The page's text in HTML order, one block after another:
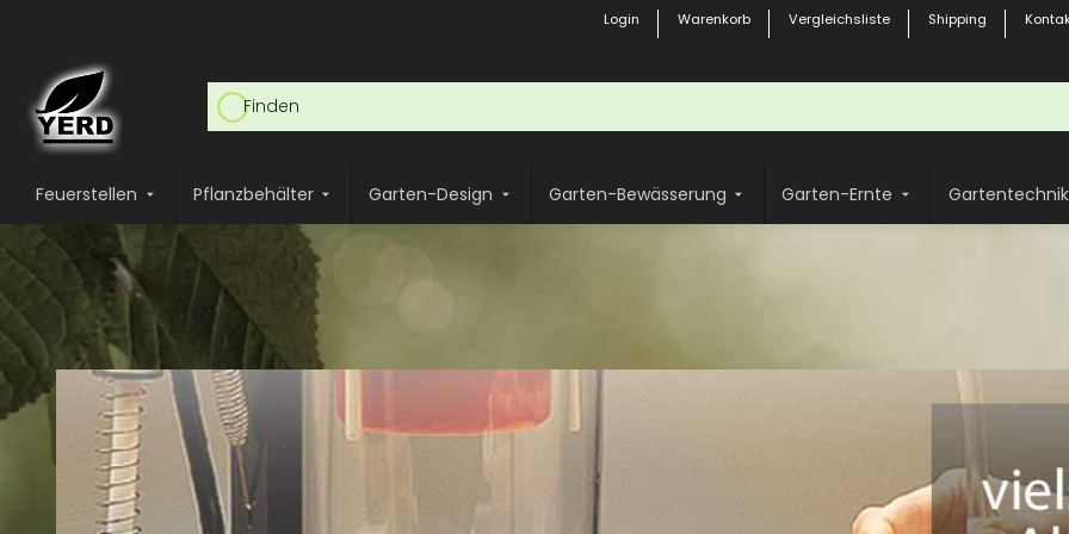
Login Warenkorb Vergleichsliste Shipping
Feuerstellen Pflanzbehälter Garten-Design Garten-Bewässerung Garten-Ernte Gartentechnik